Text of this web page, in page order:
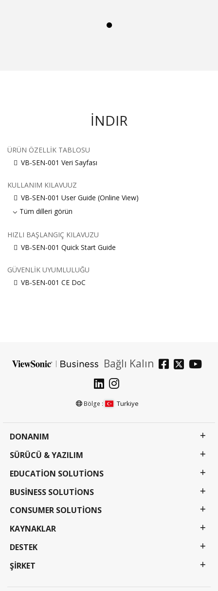
İNDIR
ÜRÜN ÖZELLIK TABLOSU
VB-SEN-001 Veri Sayfası
KULLANIM KILAVUUZ
VB-SEN-001 User Guide (Online View)
Tüm dilleri görün
HIZLI BAŞLANGIÇ KILAVUZU
VB-SEN-001 Quick Start Guide
GÜVENLIK UYUMLULUĞU
VB-SEN-001 CE DoC
Bağlı Kalın
Bölge : Turkiye
DONANIM
SÜRÜCÜ & YAZILIM
EDUCATION SOLUTIONS
BUSINESS SOLUTIONS
CONSUMER SOLUTIONS
KAYNAKLAR
DESTEK
ŞIRKET